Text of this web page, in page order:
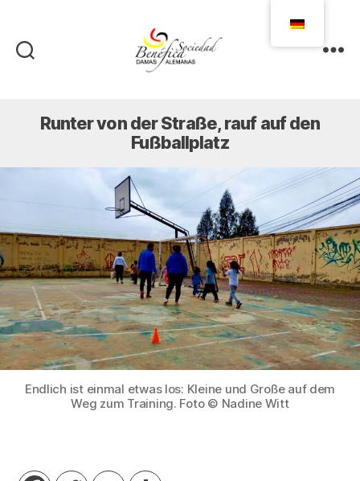
Ecuador
Runter von der Straße, rauf auf den
Fußballplatz
Endlich ist einmal etwas los: Kleine und Große auf dem
Weg zum Training. Foto © Nadine Witt